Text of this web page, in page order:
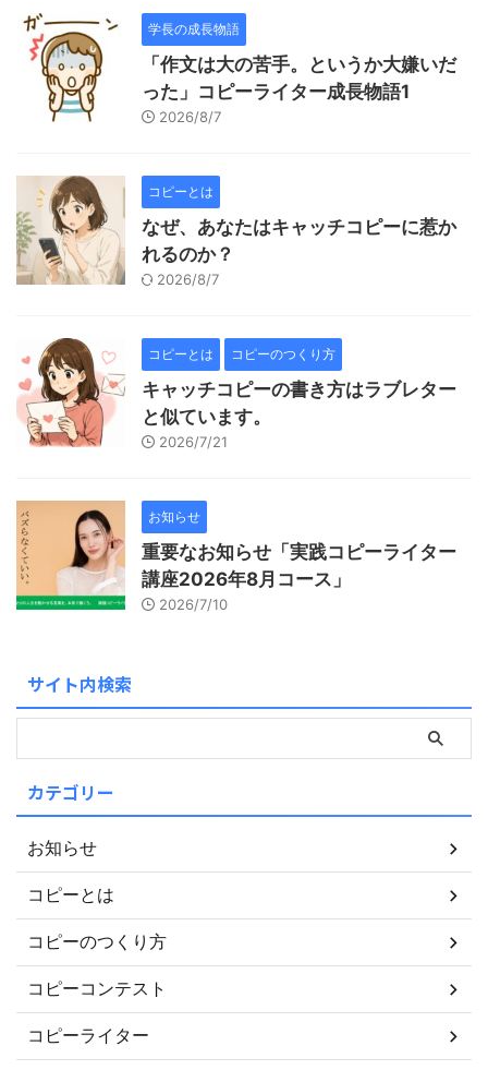
学長の成長物語
「作文は大の苦手。というか大嫌いだ
った」コピーライター成長物語1
2026/8/7
コピーとは
なぜ、あなたはキャッチコピーに惹か
れるのか？
2026/8/7
コピーとは コピーのつくり方
キャッチコピーの書き方はラブレター
と似ています。
2026/7/21
お知らせ
重要なお知らせ「実践コピーライター
講座2026年8月コース」
2026/7/10
サイト内検索
カテゴリー
お知らせ
コピーとは
コピーのつくり方
コピーコンテスト
コピーライター